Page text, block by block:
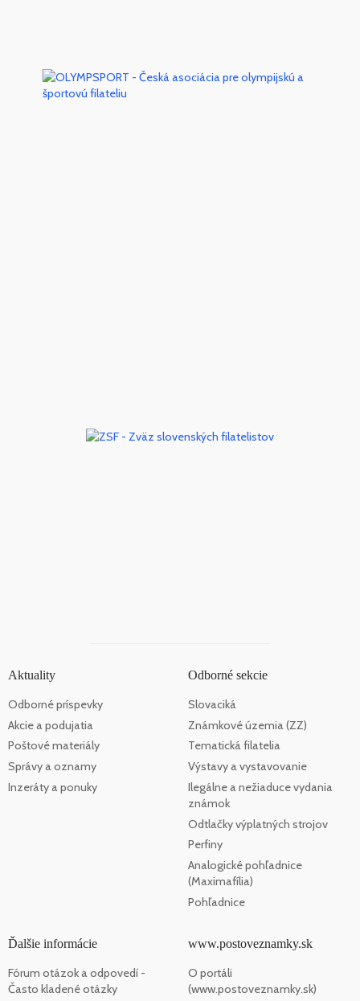
Aktuality
Odborné príspevky
Akcie a podujatia
Poštové materiály
Správy a oznamy
Inzeráty a ponuky
Odborné sekcie
Slovaciká
Známkové územia (ZZ)
Tematická filatelia
Výstavy a vystavovanie
Ilegálne a nežiaduce vydania
známok
Odtlačky výplatných strojov
Perfiny
Analogické pohľadnice
(Maximafília)
Pohľadnice
Ďalšie informácie
Fórum otázok a odpovedí -
Často kladené otázky
www.postoveznamky.sk
O portáli
(www.postoveznamky.sk)